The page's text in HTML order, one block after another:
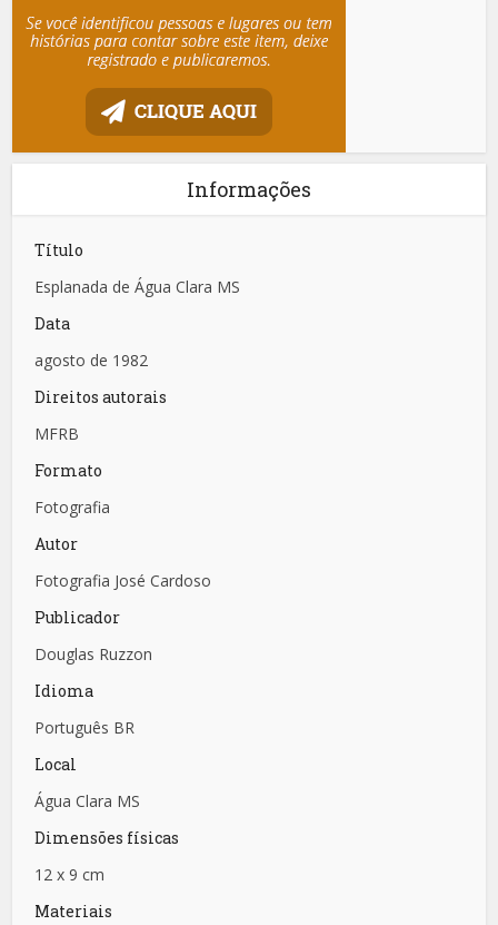
Informações
Título
Esplanada de Água Clara MS
Data
agosto de 1982
Direitos autorais
MFRB
Formato
Fotografia
Autor
Fotografia José Cardoso
Publicador
Douglas Ruzzon
Idioma
Português BR
Local
Água Clara MS
Dimensões físicas
12 x 9 cm
Materiais